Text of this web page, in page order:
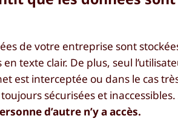
de votre entreprise sont
texte clair. De plus, seul
est interceptée ou dans le cas
sécurisées et inaccessibles.
d’autre n’y a accès.